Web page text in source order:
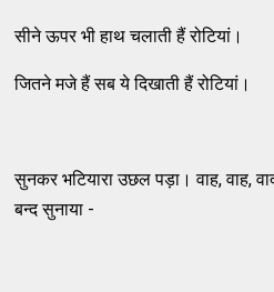
सीने ऊपर भी हाथ चलाती हैं रोटियां।
जितने मजे हैं सब ये दिखाती हैं रोटियां।
सुनकर भटियारा उछल पड़ा। वाह, वाह,
बन्द सुनाया -